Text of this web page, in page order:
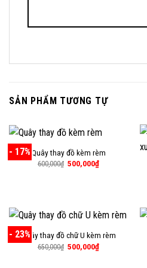
SẢN PHẨM TƯƠNG TỰ
- 17% Quây thay đồ kèm rèm
600,000₫ Giá
500,000₫Giá
- 23%Quây thay đồ chữ U kèm rèm
650,000₫ Giá
500,000₫Giá